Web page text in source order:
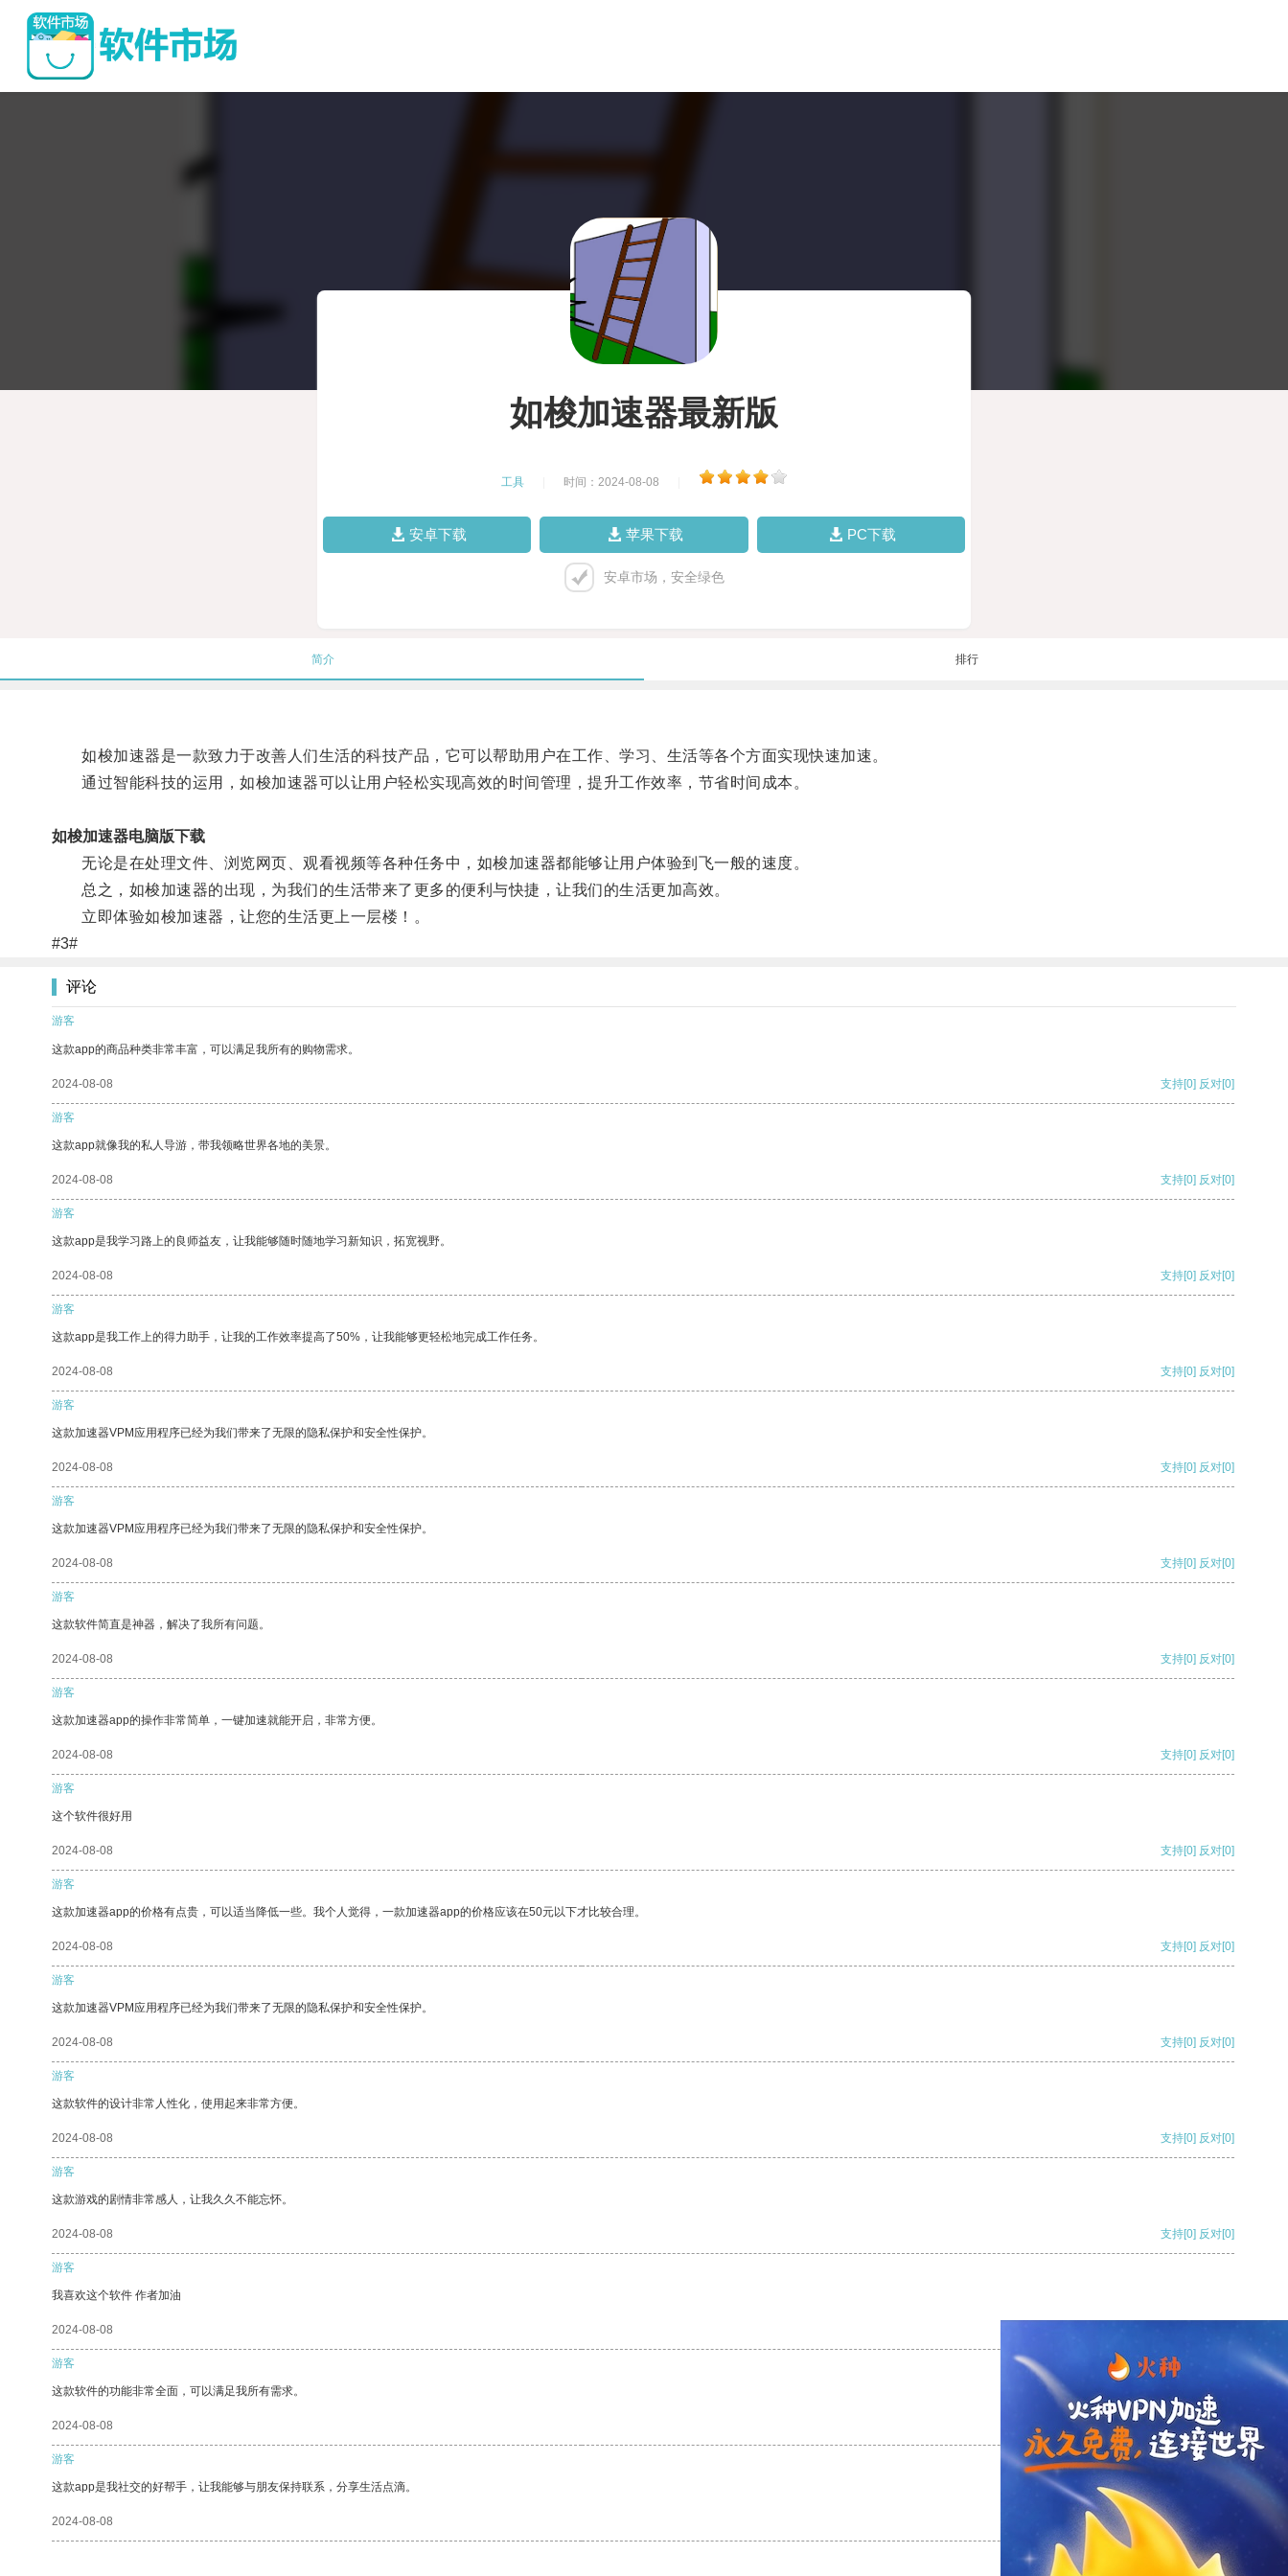
如梭加速器最新版
工具 时间：2024-08-08
安卓下载 苹果下载 PC下载
安卓市场，安全绿色
简介 排行
如梭加速器是一款致力于改善人们生活的科技产品，它可以帮助用户在工作、学习、生活等各个方面实现快速加速。
通过智能科技的运用，如梭加速器可以让用户轻松实现高效的时间管理，提升工作效率，节省时间成本。
如梭加速器电脑版下载
无论是在处理文件、浏览网页、观看视频等各种任务中，如梭加速器都能够让用户体验到飞一般的速度。
总之，如梭加速器的出现，为我们的生活带来了更多的便利与快捷，让我们的生活更加高效。
立即体验如梭加速器，让您的生活更上一层楼！。
#3#
评论
游客
这款app的商品种类非常丰富，可以满足我所有的购物需求。
2024-08-08 支持[0] 反对[0]
游客
这款app就像我的私人导游，带我领略世界各地的美景。
2024-08-08 支持[0] 反对[0]
游客
这款app是我学习路上的良师益友，让我能够随时随地学习新知识，拓宽视野。
2024-08-08 支持[0] 反对[0]
游客
这款app是我工作上的得力助手，让我的工作效率提高了50%，让我能够更轻松地完成工作任务。
2024-08-08 支持[0] 反对[0]
游客
这款加速器VPM应用程序已经为我们带来了无限的隐私保护和安全性保护。
2024-08-08 支持[0] 反对[0]
游客
这款加速器VPM应用程序已经为我们带来了无限的隐私保护和安全性保护。
2024-08-08 支持[0] 反对[0]
游客
这款软件简直是神器，解决了我所有问题。
2024-08-08 支持[0] 反对[0]
游客
这款加速器app的操作非常简单，一键加速就能开启，非常方便。
2024-08-08 支持[0] 反对[0]
游客
这个软件很好用
2024-08-08 支持[0] 反对[0]
游客
这款加速器app的价格有点贵，可以适当降低一些。我个人觉得，一款加速器app的价格应该在50元以下才比较合理。
2024-08-08 支持[0] 反对[0]
游客
这款加速器VPM应用程序已经为我们带来了无限的隐私保护和安全性保护。
2024-08-08 支持[0] 反对[0]
游客
这款软件的设计非常人性化，使用起来非常方便。
2024-08-08 支持[0] 反对[0]
游客
这款游戏的剧情非常感人，让我久久不能忘怀。
2024-08-08 支持[0] 反对[0]
游客
我喜欢这个软件 作者加油
2024-08-08
游客
这款软件的功能非常全面，可以满足我所有需求。
2024-08-08 支持 [0] 反对 [0]
游客
这款app是我社交的好帮手，让我能够与朋友保持联系，分享生活点滴。
2024-08-08 支持